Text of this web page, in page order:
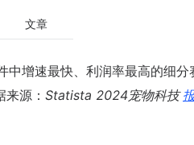
文章
中增速最快、利润率最高的细
源： Statista 2024宠物科技